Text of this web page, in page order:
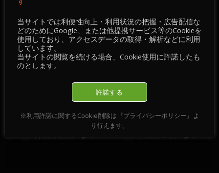
おすすめ記事
【 情報・掲示板／チ
ャート・チェック 】
2025-03-25
2025-03-25
【 情報・掲示板／チ
ャート・チェック 】
2025-01-20
2025-01-20
当サイトでは利便性向上・利用状況の把握・広告配信な
どのためにGoogle、または他提携サービス等のCookieを
使用しており、アクセスデータの取得・解析などに利用
しています。
当サイトの閲覧を続ける場合、Cookie使用に許諾したも
のとします。
許諾する
※利用許諾に関するCookie削除は『プライバシーポリシー』よ
り行えます。